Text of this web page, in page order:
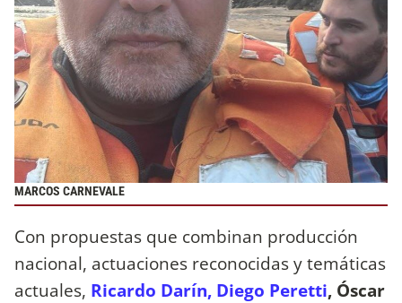
MARCOS CARNEVALE
Con propuestas que combinan producción
nacional, actuaciones reconocidas y temáticas
actuales, Ricardo Darín, Diego Peretti, Óscar